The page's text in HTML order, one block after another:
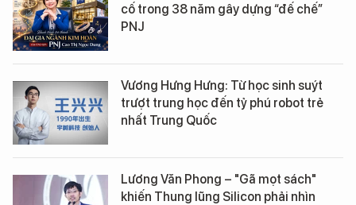
cố trong 38 năm gây dựng “đế chế”
PNJ
Vương Hưng Hưng: Từ học sinh suýt
trượt trung học đến tỷ phú robot trẻ
nhất Trung Quốc
Lương Văn Phong – "Gã mọt sách"
khiến Thung lũng Silicon phải nhìn